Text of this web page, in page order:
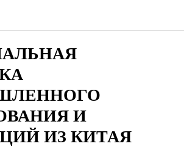
И
ИЗ КИТАЯ